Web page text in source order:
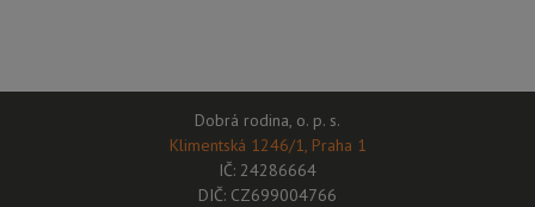
Dobrá rodina, o. p. s.
Klimentská 1246/1, Praha 1
IČ: 24286664
DIČ: CZ699004766